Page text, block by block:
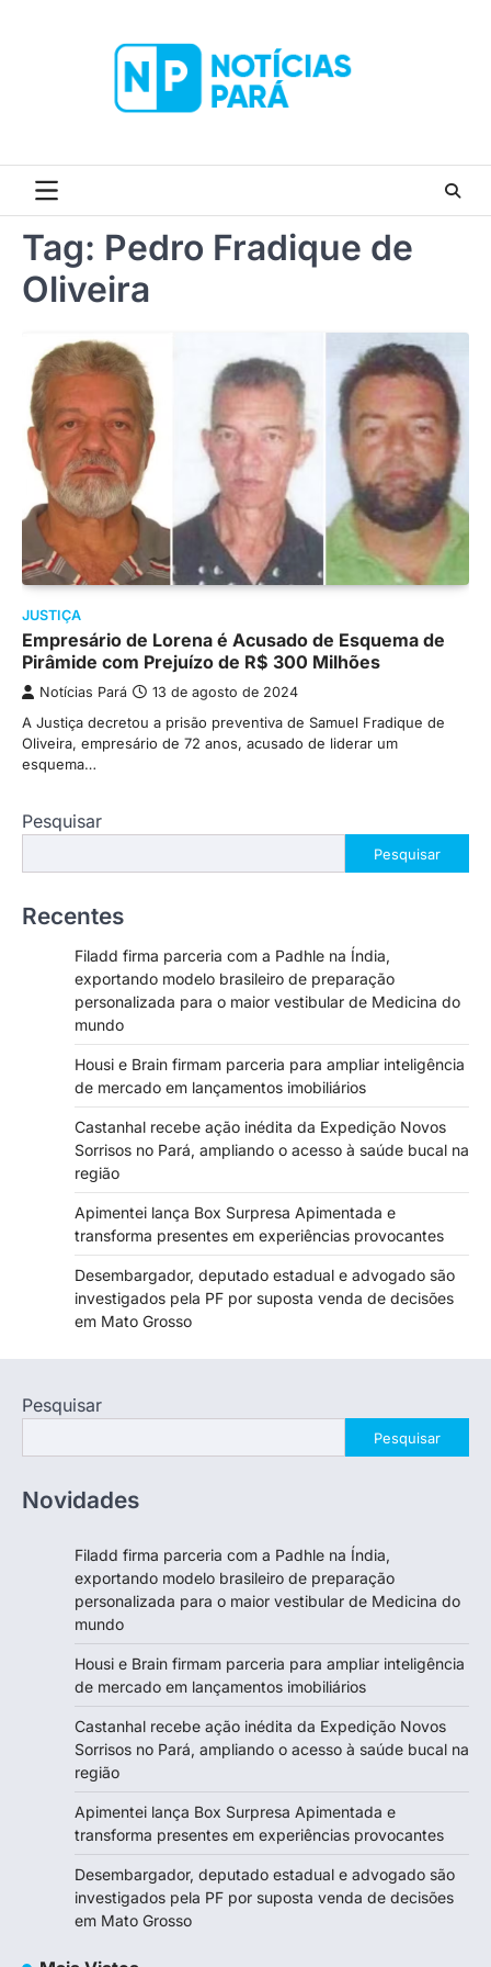
Tag: Pedro Fradique de
Oliveira
JUSTIÇA
Empresário de Lorena é Acusado de Esquema de
Pirâmide com Prejuízo de R$ 300 Milhões
Notícias Pará 13 de agosto de 2024
A Justiça decretou a prisão preventiva de Samuel Fradique de
Oliveira, empresário de 72 anos, acusado de liderar um
esquema…
Pesquisar
Pesquisar
Recentes
Filadd firma parceria com a Padhle na Índia,
exportando modelo brasileiro de preparação
personalizada para o maior vestibular de Medicina do
mundo
Housi e Brain firmam parceria para ampliar inteligência
de mercado em lançamentos imobiliários
Castanhal recebe ação inédita da Expedição Novos
Sorrisos no Pará, ampliando o acesso à saúde bucal na
região
Apimentei lança Box Surpresa Apimentada e
transforma presentes em experiências provocantes
Desembargador, deputado estadual e advogado são
investigados pela PF por suposta venda de decisões
em Mato Grosso
Pesquisar
Pesquisar
Novidades
Filadd firma parceria com a Padhle na Índia,
exportando modelo brasileiro de preparação
personalizada para o maior vestibular de Medicina do
mundo
Housi e Brain firmam parceria para ampliar inteligência
de mercado em lançamentos imobiliários
Castanhal recebe ação inédita da Expedição Novos
Sorrisos no Pará, ampliando o acesso à saúde bucal na
região
Apimentei lança Box Surpresa Apimentada e
transforma presentes em experiências provocantes
Desembargador, deputado estadual e advogado são
investigados pela PF por suposta venda de decisões
em Mato Grosso